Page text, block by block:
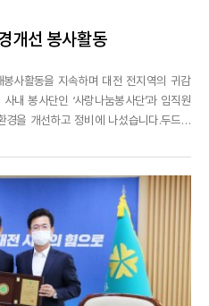
개선 봉사활동
사활동을 지속하며 대전 전지역의 귀감
내 봉사단인 ‘사랑나눔봉사단’과 임직원
을 개선하고 정비에 나섰습니다.두드림
모습으로 거듭났습니다.쌀쌀한 날씨에
로즐...